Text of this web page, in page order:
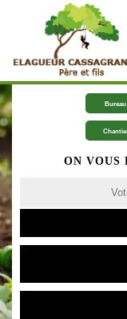
Bureau
ON VOUS